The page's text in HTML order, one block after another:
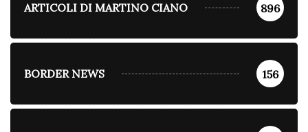
ARTICOLI DI MARTINO CIANO 896
BORDER NEWS 156